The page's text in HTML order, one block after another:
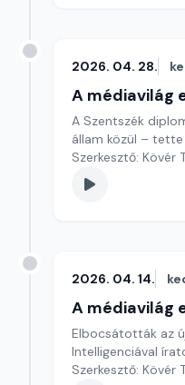
2026. 04. 28.
A médiavilág
A Szentszék
állam közül –
Szerkesztő: Kövér
2026. 04. 14.
A médiavilág
Elbocsátották az
Intelligenciával
Szerkesztő: Kövér